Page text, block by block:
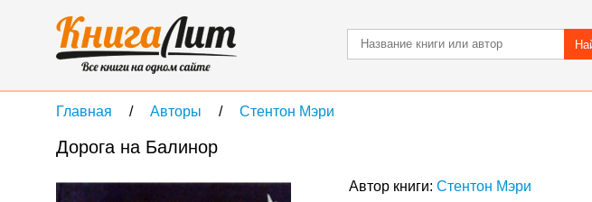
Главная Авторы Стентон Мэри
Дорога на Балинор
Автор книги: Стентон Мэри